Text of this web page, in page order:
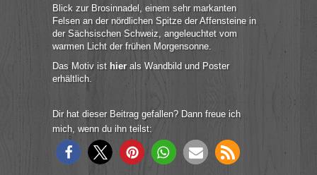
Blick zur Brosinnadel, einem sehr markanten
Felsen an der nördlichen Spitze der Affensteine in
der Sächsischen Schweiz, angeleuchtet vom
warmen Licht der frühen Morgensonne.
Das Motiv ist hier als Wandbild und Poster
erhältlich.
Dir hat dieser Beitrag gefallen? Dann freue ich
mich, wenn du ihn teilst: